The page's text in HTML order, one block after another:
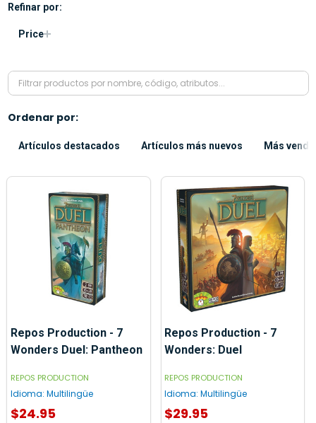
Filtrar
Refinar por:
Price
Ordenar por:
Artículos destacados Artículos más nuevos Más
Repos Production - 7
Wonders Duel: Pantheon
REPOS PRODUCTION
Idioma: Multilingüe
$24.95
Repos Production - 7
Wonders: Duel
REPOS PRODUCTION
Idioma: Multilingüe
$29.95